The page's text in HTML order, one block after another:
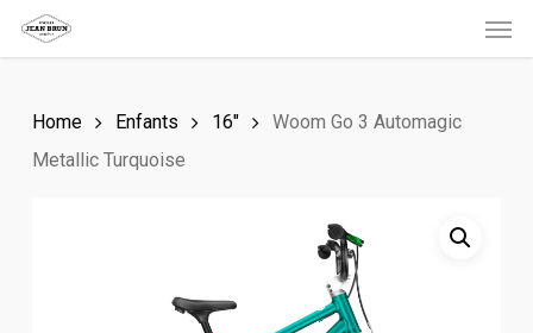
Skip
to
contentHome Enfants 16"
Woom Go 3 Automagic
Metallic Turquoise